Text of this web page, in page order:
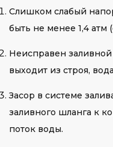
Слишком слабый
быть не менее 1,4 атм
Неисправен заливной
выходит из строя,
Засор в системе
заливного шланга к
поток воды.